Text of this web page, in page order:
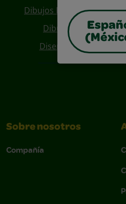
Dibujos Para Colorear De
Dibujos De
Diseños Para
Sobre nosotros
Compañía